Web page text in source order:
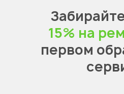
15% на
первом